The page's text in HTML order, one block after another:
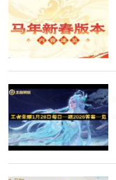
总决赛 12月30日